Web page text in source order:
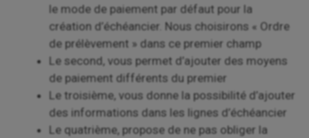
le mode de paiement par défaut pour la
création d’échéancier. Nous choisirons « Ordre
de prélèvement » dans ce premier champ
Le second, vous permet d’ajouter des moyens
de paiement différents du premier
Le troisième, vous donne la possibilité d’ajouter
des informations dans les lignes d’échéancier
Le quatrième, propose de ne pas obliger la